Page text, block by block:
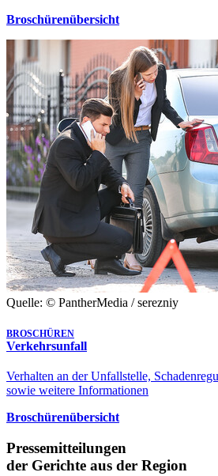
Broschürenübersicht
Quelle: © PantherMedia / serezniy
BROSCHÜREN
Verkehrsunfall
Verhalten an der Unfallstelle,
sowie weitere Informationen
Broschürenübersicht
Pressemitteilungen
der Gerichte aus der Region